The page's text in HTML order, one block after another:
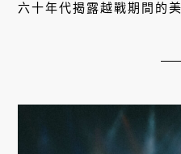
六十年代揭露越戰期間的